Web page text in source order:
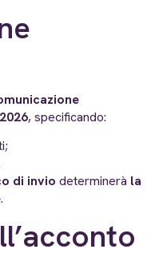
, specificando:
di invio determinerà la
.